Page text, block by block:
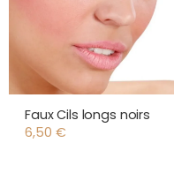
Faux Cils longs noirs
6,50 €